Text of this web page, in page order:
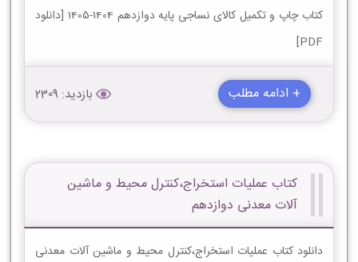
کتاب چاپ و تکمیل کالای نساجی پایه دوازدهم 1404-1405 [دانلود
PDF]
+ ادامه مطلب بازدید: 2309
کتاب عملیات استخراج،کنترل محیط و ماشین
آلات معدنی دوازدهم
دانلود کتاب عملیات استخراج،کنترل محیط و ماشین آلات معدنی